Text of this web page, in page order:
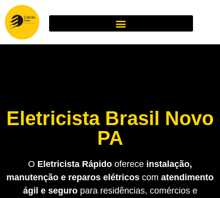
Eletricista Brasil Novo
PA
O Eletricista Rápido oferece instalação,
manutenção e reparos elétricos com atendimento
ágil e seguropara residências, comércios e